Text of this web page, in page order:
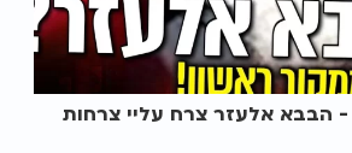
- הבבא אלעזר צרח עליי צרחות